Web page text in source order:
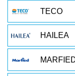
TECO
HAILEA